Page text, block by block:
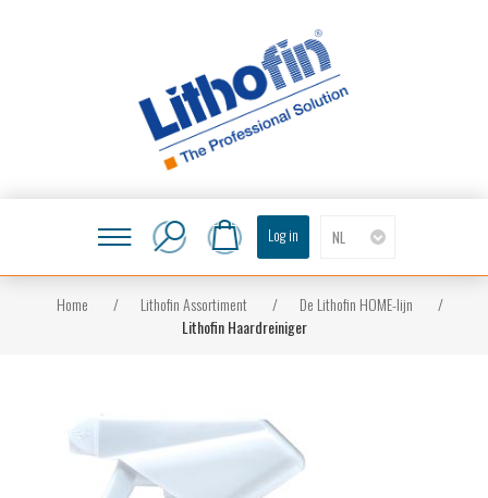
NL
Log in
Home / Lithofin Assortiment / De Lithofin HOME-lijn
/
Lithofin Haardreiniger